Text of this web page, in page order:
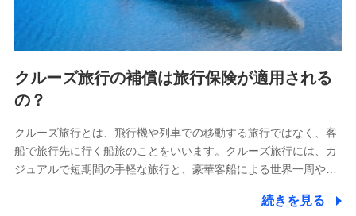
クルーズ旅行の補償は旅行保険が適用される
の？
クルーズ旅行とは、飛行機や列車での移動する旅行ではなく、客
船で旅行先に行く船旅のことをいいます。クルーズ旅行には、カ
ジュアルで短期間の手軽な旅行と、豪華客船による世界一周や…
続きを見る